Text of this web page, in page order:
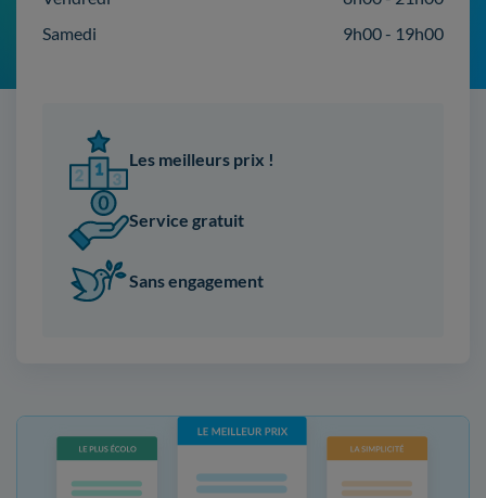
Samedi
9h00 - 19h00
Les meilleurs prix !
Service gratuit
Sans engagement